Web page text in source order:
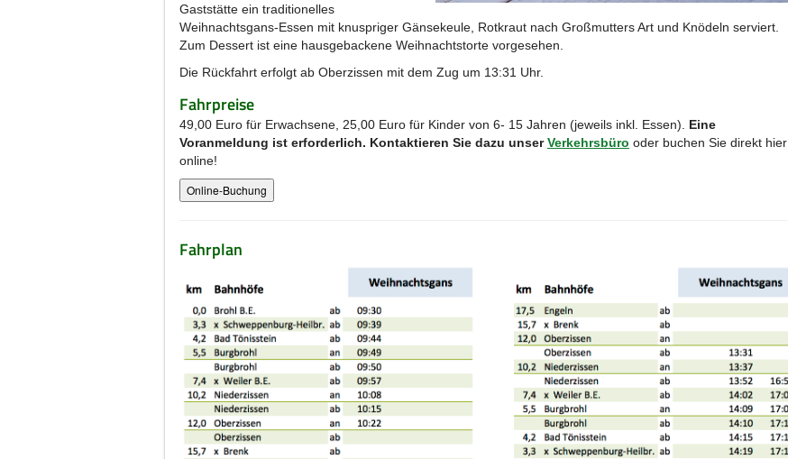
Gaststätte ein traditionelles
Weihnachtsgans-Essen mit knuspriger Gänsekeule, Rotkraut nach Großmutters Art und Knödeln serviert.
Zum Dessert ist eine hausgebackene Weihnachtstorte vorgesehen.
Die Rückfahrt erfolgt ab Oberzissen mit dem Zug um 13:31 Uhr.
Fahrpreise
49,00 Euro für Erwachsene, 25,00 Euro für Kinder von 6- 15 Jahren (jeweils inkl. Essen). Eine
Voranmeldung ist erforderlich. Kontaktieren Sie dazu unserVerkehrsbüro oder buchen Sie direkt hier
online!
Fahrplan